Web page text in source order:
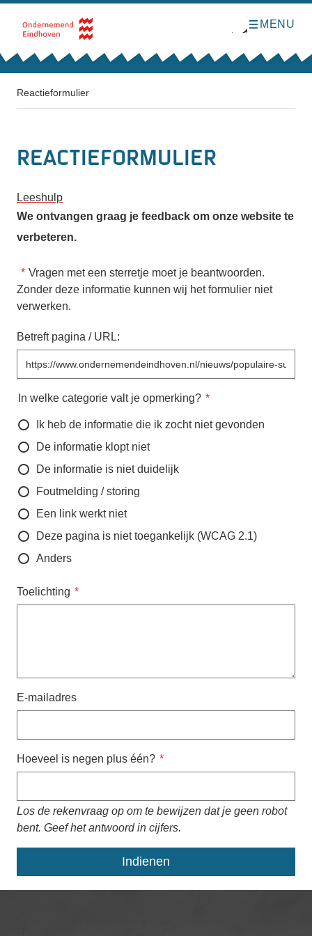
Direct naar de inhoud
O
n
MENU
Reactieformulier
Reactieformulier
Leeshulp
We ontvangen graag je feedback om onze website te
verbeteren.
Vragen met een sterretje moet je beantwoorden.
Zonder deze informatie kunnen wij het formulier niet
verwerken.
Betreft pagina / URL:
In welke categorie valt je opmerking?
Ik heb de informatie die ik zocht niet gevonden
De informatie klopt niet
De informatie is niet duidelijk
Foutmelding / storing
Een link werkt niet
Deze pagina is niet toegankelijk (WCAG 2.1)
Anders
Toelichting
E-mailadres
Hoeveel is negen plus één?
Los de rekenvraag op om te bewijzen dat je geen robot
bent. Geef het antwoord in cijfers.